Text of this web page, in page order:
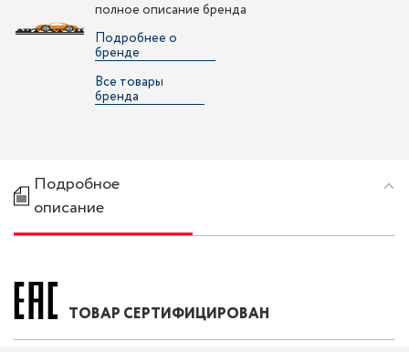
полное описание бренда
Подробнее о
бренде
Все товары
бренда
Подробное
описание
ТОВАР СЕРТИФИЦИРОВАН